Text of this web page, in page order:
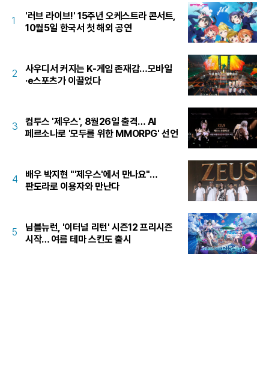
1
'러브 라이브!' 15주년 오케스트라 콘서트,
10월5일 한국서 첫 해외 공연
2
사우디서 커지는 K-게임 존재감…모바일
·e스포츠가 이끌었다
3
컴투스 '제우스', 8월26일 출격… AI
페르소나로 '모두를 위한 MMORPG' 선언
4
배우 박지현 "'제우스'에서 만나요"…
판도라로 이용자와 만난다
5
님블뉴런, '이터널 리턴' 시즌12 프리시즌
시작… 여름 테마 스킨도 출시